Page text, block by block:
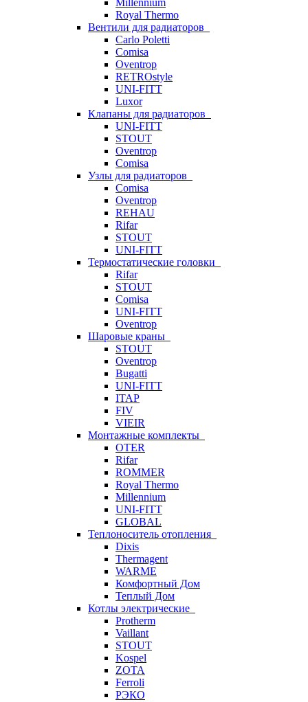
Millennium
Royal Thermo
Вентили для радиаторов
Carlo Poletti
Comisa
Oventrop
RETROstyle
UNI-FITT
Luxor
Клапаны для радиаторов
UNI-FITT
STOUT
Oventrop
Comisa
Узлы для радиаторов
Comisa
Oventrop
REHAU
Rifar
STOUT
UNI-FITT
Термостатические головки
Rifar
STOUT
Comisa
UNI-FITT
Oventrop
Шаровые краны
STOUT
Oventrop
Bugatti
UNI-FITT
ITAP
FIV
VIEIR
Монтажные комплекты
OTER
Rifar
ROMMER
Royal Thermo
Millennium
UNI-FITT
GLOBAL
Теплоноситель отопления
Dixis
Thermagent
WARME
Комфортный Дом
Теплый Дом
Котлы электрические
Protherm
Vaillant
STOUT
Kospel
ZOTA
Ferroli
РЭКО